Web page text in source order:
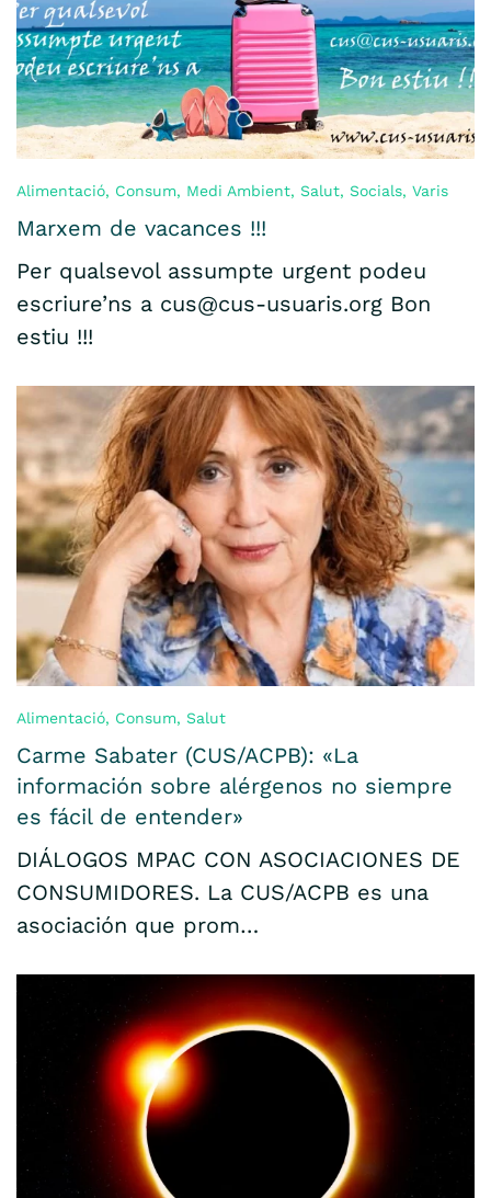
Alimentació, Consum, Medi Ambient, Salut, Socials, Varis
Marxem de vacances !!!
Per qualsevol assumpte urgent podeu
escriure’ns a cus@cus-usuaris.org Bon
estiu !!!
Alimentació, Consum, Salut
Carme Sabater (CUS/ACPB): «La
información sobre alérgenos no siempre
es fácil de entender»
DIÁLOGOS MPAC CON ASOCIACIONES DE
CONSUMIDORES. La CUS/ACPB es una
asociación que prom…